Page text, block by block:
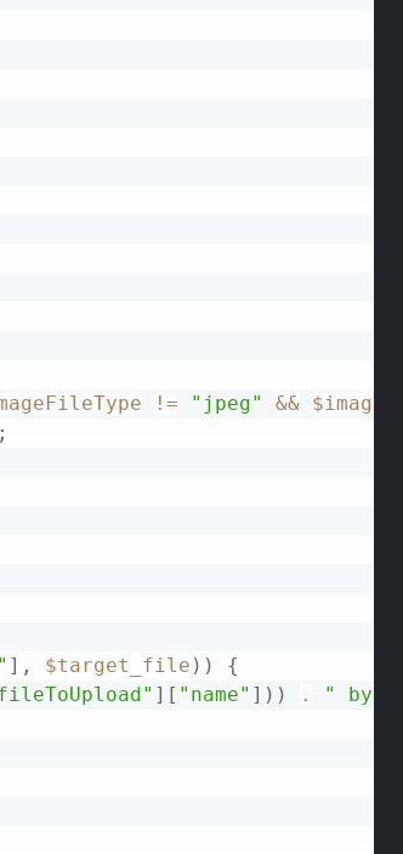
!= "jpeg" &&
;
] , $target_file ) )
{
] [ "name" ] ) ) .
" byl